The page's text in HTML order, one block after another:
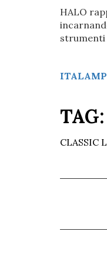
HALO
strumenti
ITALAMP
TAG:
CLASSIC